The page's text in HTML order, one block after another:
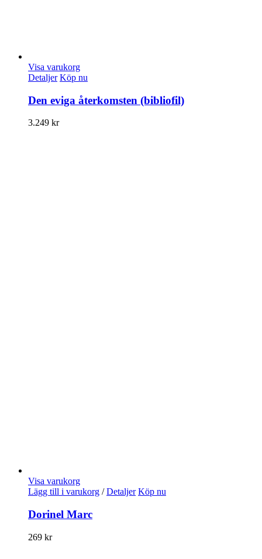
Visa varukorg
Detaljer Köp nu
Den eviga återkomsten (bibliofil)
3.249 kr
Visa varukorg
Lägg till i varukorg / Detaljer Köp nu
Dorinel Marc
269 kr